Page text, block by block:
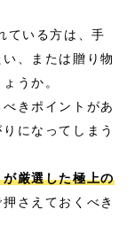
ている方は、手
、または贈り物
うか。
きポイントがあ
になってしまう
厳選した極上の
さえておくべき